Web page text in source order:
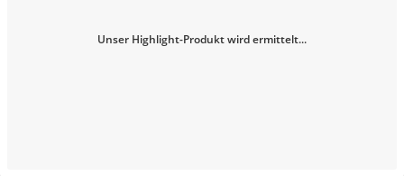
Unser Highlight-Produkt wird ermittelt...